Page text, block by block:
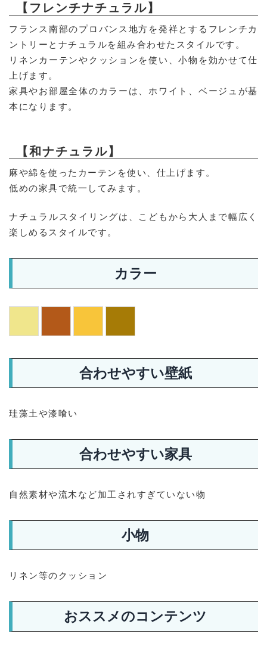
【フレンチナチュラル】
フランス南部のプロバンス地方を発祥とするフレンチカ
ントリーとナチュラルを組み合わせたスタイルです。
リネンカーテンやクッションを使い、小物を効かせて仕
上げます。
家具やお部屋全体のカラーは、ホワイト、ベージュが基
本になります。
【和ナチュラル】
麻や綿を使ったカーテンを使い、仕上げます。
低めの家具で統一してみます。
ナチュラルスタイリングは、こどもから大人まで幅広く
楽しめるスタイルです。
カラー
合わせやすい壁紙
珪藻土や漆喰い
合わせやすい家具
自然素材や流木など加工されすぎていない物
小物
リネン等のクッション
おススメのコンテンツ